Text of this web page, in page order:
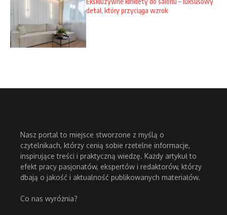
detal, który przyciąga wzrok
Nasz portal to miejsce stworzone z myślą o
czytelnikach, którzy cenią sobie rzetelne informacje,
inspirujące treści i praktyczną wiedzę. Każdy artykuł to
efekt pracy pasjonatów, ekspertów i redaktorów, którzy
dbają o jakość i aktualność publikowanych materiałów.
Co nas wyróżnia?